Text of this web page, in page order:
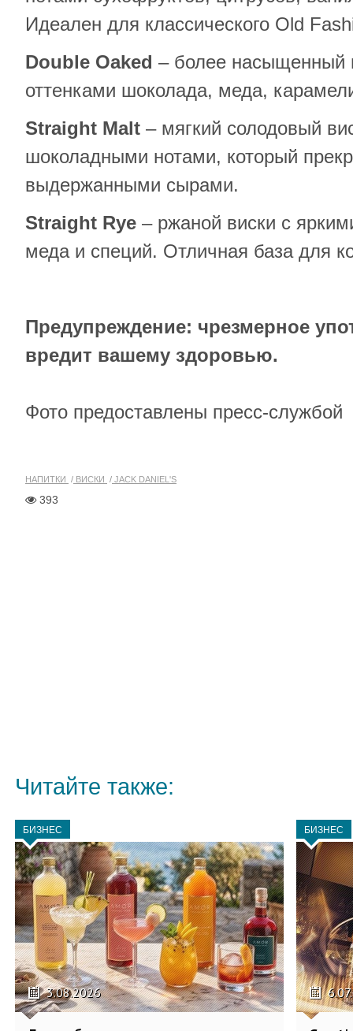
Идеален для классического Old
Double Oaked – более насыщенный
оттенками шоколада, меда,
Straight Malt – мягкий солодовый
шоколадными нотами, который
выдержанными сырами.
Straight Rye – ржаной виски с
меда и специй. Отличная база для
Предупреждение: чрезмерное
вредит вашему здоровью.
Фото предоставлены пресс-службой
НАПИТКИ ВИСКИ JACK DANIEL'S
393
Читайте также:
БИЗНЕС
3.08.2026
БИЗНЕС